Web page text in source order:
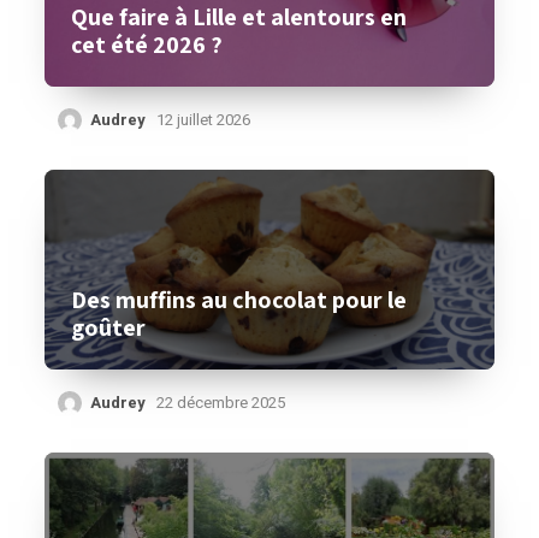
Que faire à Lille et alentours en
cet été 2026 ?
Audrey 12 juillet 2026
Des muffins au chocolat pour le
goûter
Audrey 22 décembre 2025